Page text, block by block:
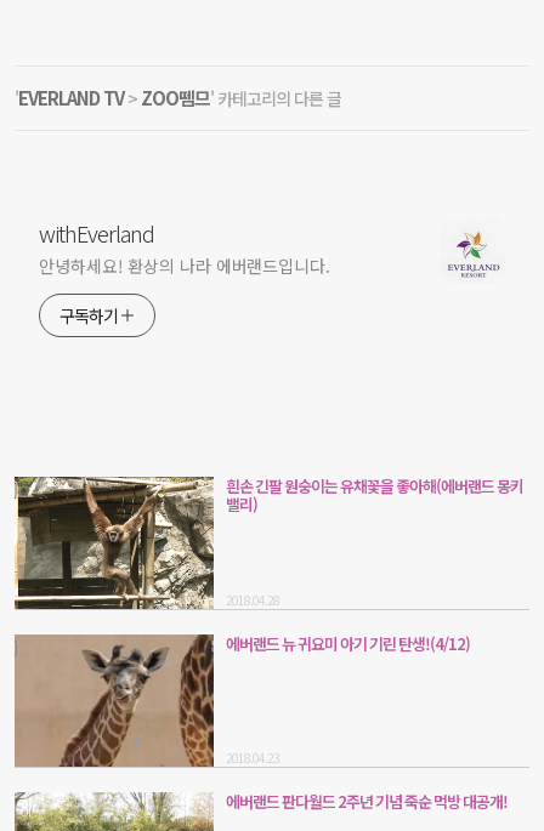
'EVERLAND TV> ZOO뗌므' 카테고리의 다른 글
withEverland
안녕하세요! 환상의 나라 에버랜드입니다.
구독하기
흰손 긴팔 원숭이는 유채꽃을 좋아해(에버랜드 몽키
밸리)
2018.04.28
에버랜드 뉴 귀요미 아기 기린 탄생!(4/12)
2018.04.23
에버랜드 판다월드 2주년 기념 죽순 먹방 대공개!